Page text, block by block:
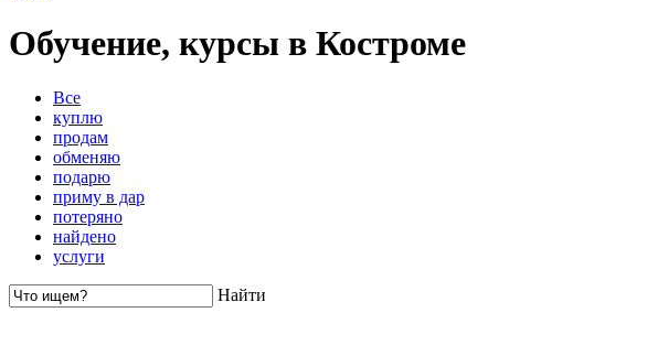
Обучение, курсы в Костроме
Все
куплю
продам
обменяю
подарю
приму в дар
потеряно
найдено
услуги
Найти